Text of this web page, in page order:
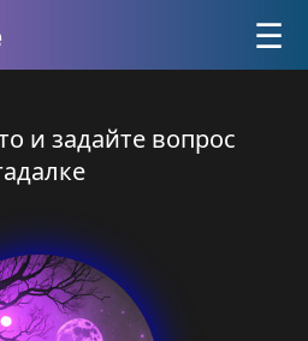
☰
и задайте вопрос